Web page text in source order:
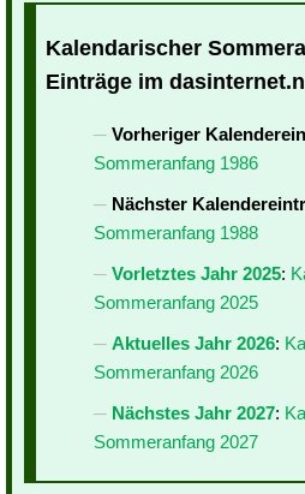
Kalendarischer
Einträge im
Vorheriger
Sommeranfang 1986
Nächster
Sommeranfang 1988
Vorletztes Jahr 2025:
Sommeranfang 2025
Aktuelles Jahr 2026:
Sommeranfang 2026
Nächstes Jahr 2027:
Sommeranfang 2027